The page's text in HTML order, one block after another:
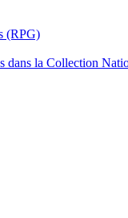
(RPG)
dans la Collection